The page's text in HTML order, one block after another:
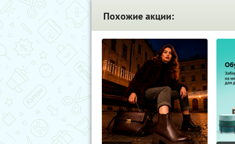
Похожие акции: